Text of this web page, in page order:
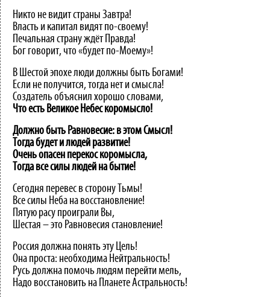
Никто не видит страны Завтра!
Власть и капитал видят по-своему!
Печальная страну ждёт Правда!
Бог говорит, что «будет по-Моему»!
В Шестой эпохе люди должны быть Богами!
Если не получится, тогда нет и смысла!
Создатель объяснил хорошо словами,
Что есть Великое Небес коромысло!
Должно быть Равновесие: в этом Смысл!
Тогда будет и людей развитие!
Очень опасен перекос коромысла,
Тогда все силы людей на бытие!
Сегодня перевес в сторону Тьмы!
Все силы Неба на восстановление!
Пятую расу проиграли Вы,
Шестая – это Равновесия становление!
Россия должна понять эту Цель!
Она проста: необходима Нейтральность!
Русь должна помочь людям перейти мель,
Надо восстановить на Планете Астральность!